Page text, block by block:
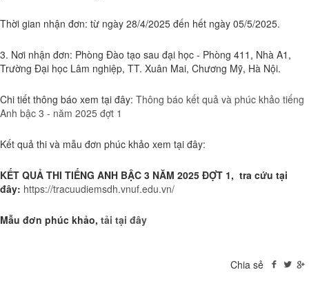
Thời gian nhận đơn: từ ngày 28/4/2025 đến hết ngày 05/5/2025.
3. Nơi nhận đơn: Phòng Đào tạo sau đại học - Phòng 411, Nhà A1,
Trường Đại học Lâm nghiệp, TT. Xuân Mai, Chương Mỹ, Hà Nội.
Chi tiết thông báo xem tại đây: Thông báo kết quả và phúc khảo tiếng
Anh bậc 3 - năm 2025 đợt 1
Kết quả thi và mẫu đơn phúc khảo xem tại đây:
KẾT QUẢ THI TIẾNG ANH BẬC 3 NĂM 2025 ĐỢT 1, tra cứu tại
đây: https://tracuudiemsdh.vnuf.edu.vn/
Mẫu đơn phúc khảo, tải tại đây
Chia sẻ